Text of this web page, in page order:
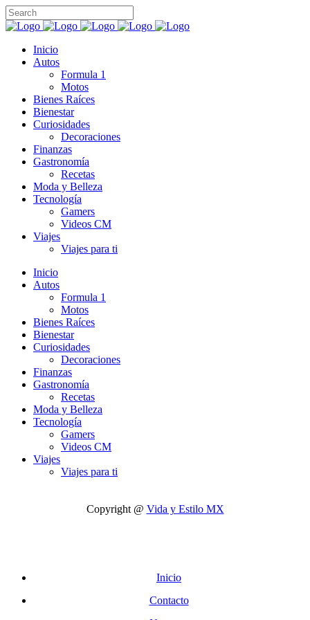
Inicio
Autos
Formula 1
Motos
Bienes Raíces
Bienestar
Curiosidades
Decoraciones
Finanzas
Gastronomía
Recetas
Moda y Belleza
Tecnología
Gamers
Videos CM
Viajes
Viajes para ti
Inicio
Autos
Formula 1
Motos
Bienes Raíces
Bienestar
Curiosidades
Decoraciones
Finanzas
Gastronomía
Recetas
Moda y Belleza
Tecnología
Gamers
Videos CM
Viajes
Viajes para ti
Copyright @ Vida y Estilo MX
Inicio
Contacto